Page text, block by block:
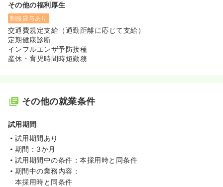
その他の福利厚生
制服貸与あり
交通費規定支給（通勤距離に応じて支給）
定期健康診断
インフルエンザ予防接種
産休・育児時間時短勤務
その他の就業条件
試用期間
試用期間あり
期間：3か月
試用期間中の条件：本採用時と同条件
期間中の業務内容：
本採用時と同条件